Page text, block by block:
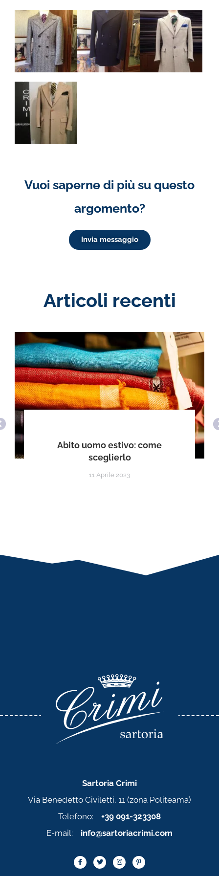
Vuoi saperne di più su questo
argomento?
Invia messaggio
Articoli recenti
Abito uomo estivo: come
sceglierlo
11 Aprile 2023
Sartoria Crimi
Via Benedetto Civiletti, 11 (zona Politeama)
Telefono: +39 091-323308
E-mail: info@sartoriacrimi.com